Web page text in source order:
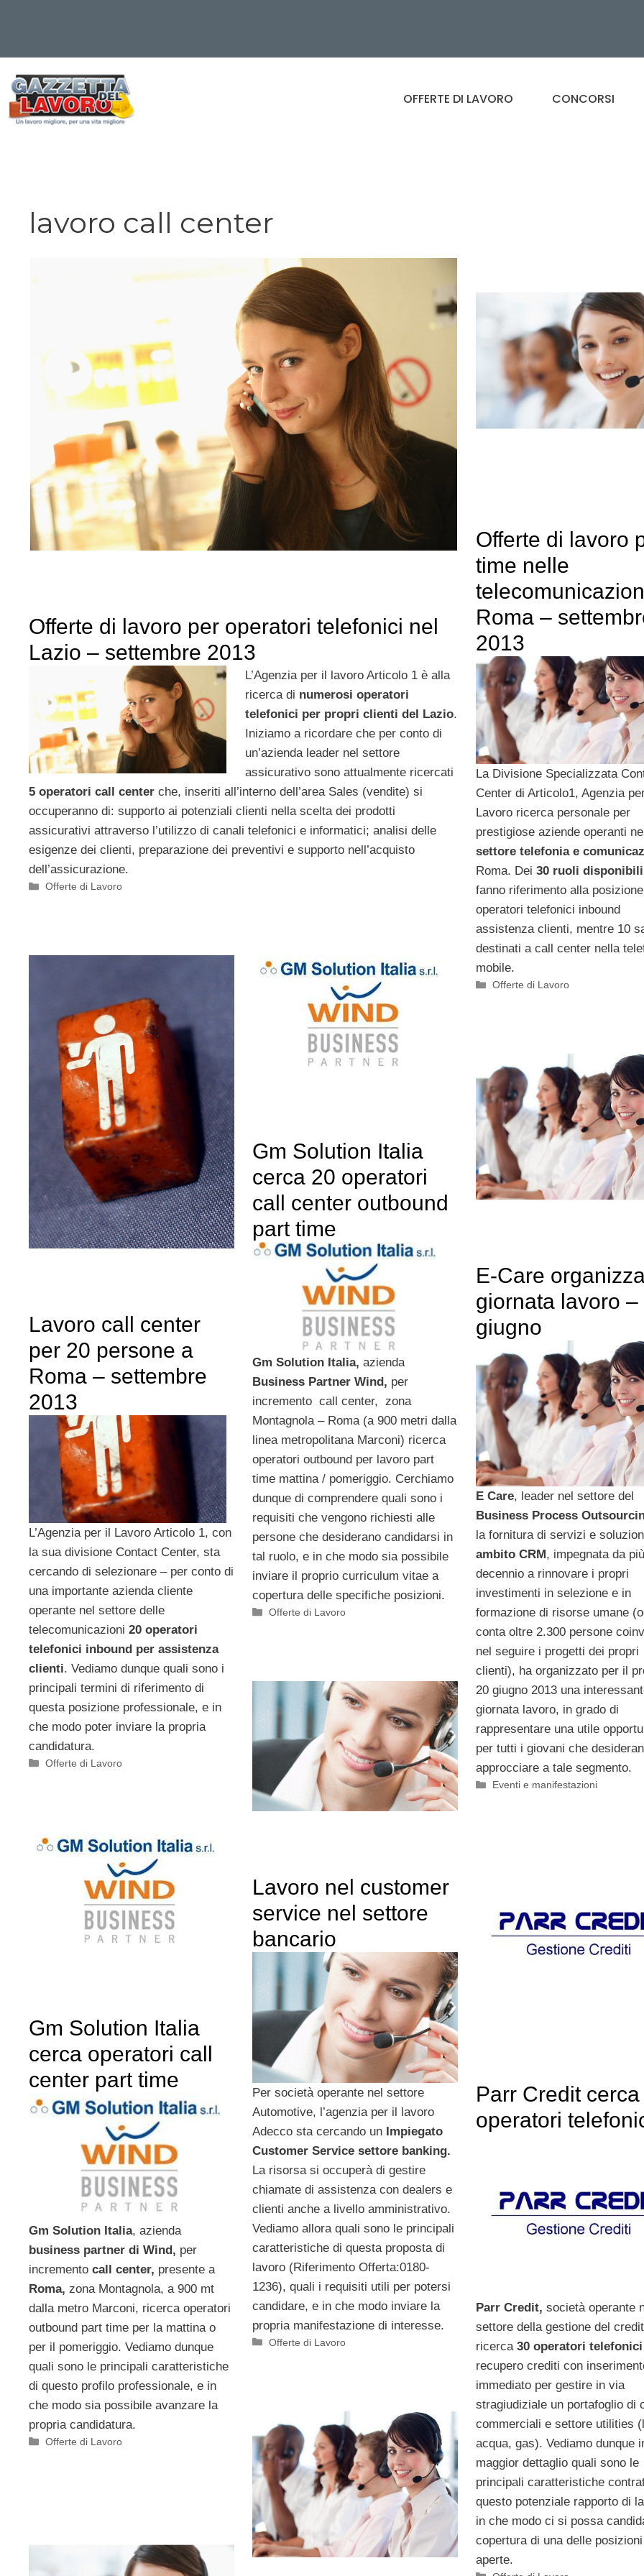
contenuto
OFFERTE DI LAVORO CONCORSI
lavoro call center
Offerte di lavoro per operatori telefonici nel
Lazio – settembre 2013
L’Agenzia per il lavoro Articolo 1 è alla
ricerca di numerosi operatori
telefonici per propri clienti del Lazio.
Iniziamo a ricordare che per conto di
un’azienda leader nel settore
assicurativo sono attualmente ricercati
5 operatori call center che, inseriti all’interno dell’area Sales (vendite) si
occuperanno di: supporto ai potenziali clienti nella scelta dei prodotti
assicurativi attraverso l’utilizzo di canali telefonici e informatici; analisi delle
esigenze dei clienti, preparazione dei preventivi e supporto nell’acquisto
dell’assicurazione.
Categorie
Offerte di Lavoro
Offerte di lavoro
time nelle
Roma –
2013
La Divisione Specializzata
Center di Articolo1, Agenzia
Lavoro ricerca personale per
prestigiose aziende operanti
settore telefonia e
Roma. Dei 30 ruoli disponibili
fanno riferimento alla
operatori telefonici inbound
assistenza clienti, mentre 10
destinati a call center nella
mobile.
Categorie
Offerte di Lavoro
Lavoro call center
per 20 persone a
Roma – settembre
2013
L’Agenzia per il Lavoro Articolo 1, con
la sua divisione Contact Center, sta
cercando di selezionare – per conto di
una importante azienda cliente
operante nel settore delle
telecomunicazioni 20 operatori
telefonici inbound per assistenza
clienti. Vediamo dunque quali sono i
principali termini di riferimento di
questa posizione professionale, e in
che modo poter inviare la propria
candidatura.
Categorie
Offerte di Lavoro
Gm Solution Italia
cerca 20 operatori
call center outbound
part time
Gm Solution Italia, azienda
Business Partner Wind, per
incremento call center, zona
Montagnola – Roma (a 900 metri dalla
linea metropolitana Marconi) ricerca
operatori outbound per lavoro part
time mattina / pomeriggio. Cerchiamo
dunque di comprendere quali sono i
requisiti che vengono richiesti alle
persone che desiderano candidarsi in
tal ruolo, e in che modo sia possibile
inviare il proprio curriculum vitae a
copertura delle specifiche posizioni.
Categorie
Offerte di Lavoro
E-Care
giornata lavoro –
giugno
E Care, leader nel settore del
Business Process
la fornitura di servizi e
ambito CRM , impegnata da
decennio a rinnovare i propri
investimenti in selezione e in
formazione di risorse umane
conta oltre 2.300 persone
nel seguire i progetti dei propri
clienti), ha organizzato per il
20 giugno 2013 una
giornata lavoro, in grado di
rappresentare una utile
per tutti i giovani che
approcciare a tale segmento.
Categorie
Eventi e manifestazioni
Lavoro nel customer
service nel settore
bancario
Per società operante nel settore
Automotive, l’agenzia per il lavoro
Adecco sta cercando un Impiegato
Customer Service settore banking.
La risorsa si occuperà di gestire
chiamate di assistenza con dealers e
clienti anche a livello amministrativo.
Vediamo allora quali sono le principali
caratteristiche di questa proposta di
lavoro (Riferimento Offerta:0180-
1236), quali i requisiti utili per potersi
candidare, e in che modo inviare la
propria manifestazione di interesse.
Categorie
Offerte di Lavoro
Gm Solution Italia
cerca operatori call
center part time
Gm Solution Italia, azienda
business partner di Wind, per
incremento call center, presente a
Roma, zona Montagnola, a 900 mt
dalla metro Marconi, ricerca operatori
outbound part time per la mattina o
per il pomeriggio. Vediamo dunque
quali sono le principali caratteristiche
di questo profilo professionale, e in
che modo sia possibile avanzare la
propria candidatura.
Categorie
Offerte di Lavoro
Parr Credit
operatori
Parr Credit, società operante
settore della gestione del
ricerca30 operatori telefonici
recupero crediti con
immediato per gestire in via
stragiudiziale un portafoglio di
commerciali e settore utilities
acqua, gas). Vediamo dunque
maggior dettaglio quali sono le
principali caratteristiche
questo potenziale rapporto di
in che modo ci si possa
copertura di una delle posizioni
aperte.